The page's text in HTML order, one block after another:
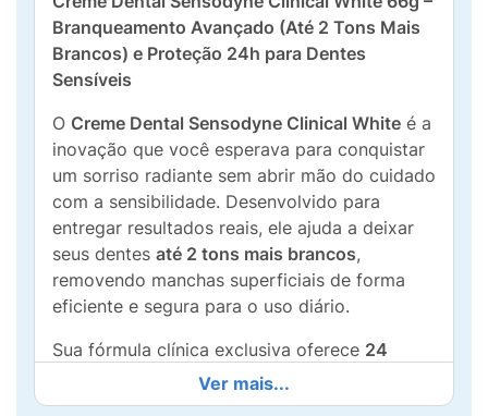
Branqueamento Avançado (Até 2 Tons Mais
Brancos) e Proteção 24h para Dentes
Sensíveis
O Creme Dental Sensodyne Clinical White é a
inovação que você esperava para conquistar
um sorriso radiante sem abrir mão do cuidado
com a sensibilidade. Desenvolvido para
entregar resultados reais, ele ajuda a deixar
seus dentes até 2 tons mais brancos,
removendo manchas superficiais de forma
eficiente e segura para o uso diário.
Sua fórmula clínica exclusiva oferece 24
horas de proteção contra a sensibilidade
criando um escudo duradouro que permite
Ver mais...